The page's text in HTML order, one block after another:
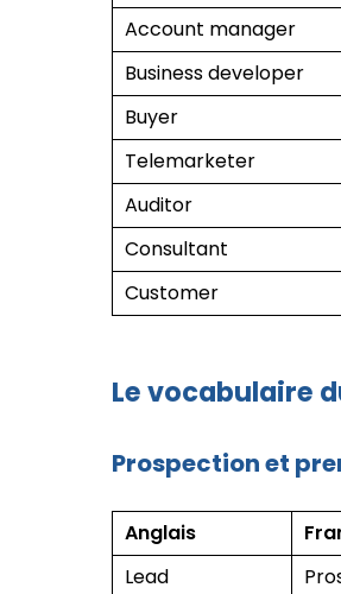
Account manager
Business developer
Buyer
Telemarketer
Auditor
Consultant
Customer
Le vocabulaire
Prospection et
Anglais
Lead